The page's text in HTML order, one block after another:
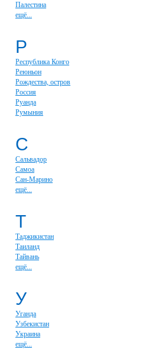
Палестина
ещё...
Р
Республика Конго
Реюньон
Рождества, остров
Россия
Руанда
Румыния
С
Сальвадор
Самоа
Сан-Марино
ещё...
Т
Таджикистан
Таиланд
Тайвань
ещё...
У
Уганда
Узбекистан
Украина
ещё...